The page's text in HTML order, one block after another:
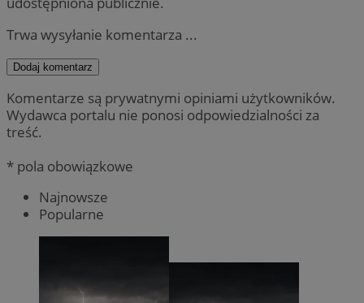
Trwa wysyłanie komentarza ...
Dodaj komentarz
Komentarze są prywatnymi opiniami użytkowników.
Wydawca portalu nie ponosi odpowiedzialności za
treść.
* pola obowiązkowe
Najnowsze
Popularne